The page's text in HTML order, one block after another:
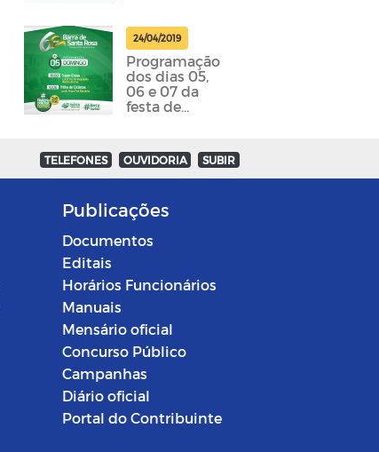
24/04/2019
Programação
dos dias 05,
06 e 07 da
festa de
foram
divulgadas
TELEFONES OUVIDORIA SUBIR
Publicações
Documentos
Editais
Horários Funcionários
Manuais
Mensário oficial
Concurso Público
Campanhas
Diário oficial
Portal do Contribuinte